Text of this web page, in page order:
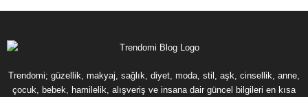
Trendomi; güzellik, makyaj, sağlık, diyet, moda, stil, aşk, cinsellik, anne,
çocuk, bebek, hamilelik, alışveriş ve insana dair güncel bilgileri en kısa